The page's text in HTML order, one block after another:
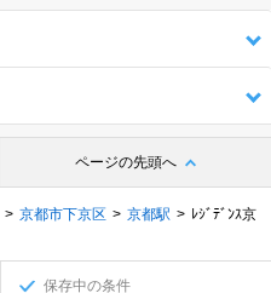
ページの先頭へ
京都市下京区 京都駅
ﾚｼﾞﾃﾞﾝｽ京
保存中の条件